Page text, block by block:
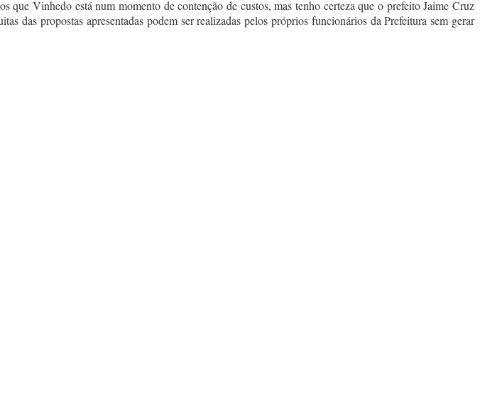
que Vinhedo está num momento de contenção de custos, mas tenho certeza que o prefeito Jaime Cruz
das propostas apresentadas podem ser realizadas pelos próprios funcionários da Prefeitura sem gerar